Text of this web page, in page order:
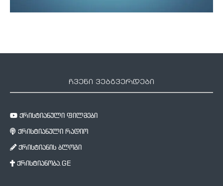
ჩვენი ვებგვერდები
ქრისტიანული ფილმები
ქრისტიანული რადიო
ქრისტიანის ბლოგი
ქრისტიანობა.GE